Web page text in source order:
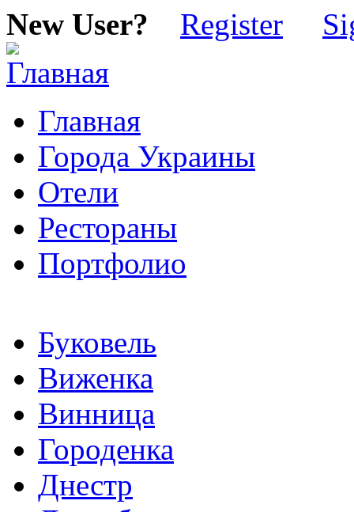
New User? Register
Главная
Города Украины
Отели
Рестораны
Портфолио
Буковель
Виженка
Винница
Городенка
Днестр